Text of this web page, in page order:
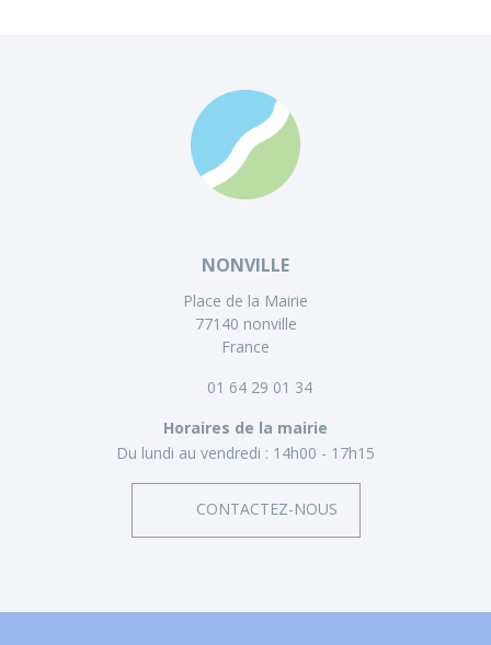
NONVILLE
Place de la Mairie
77140 nonville
France
01 64 29 01 34
Horaires de la mairie
Du lundi au vendredi : 14h00 - 17h15
CONTACTEZ-NOUS